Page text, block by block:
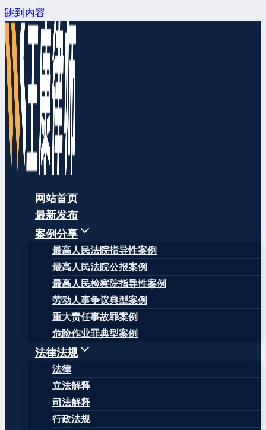
跳到内容
网站首页
最新发布
案例分享
最高人民法院指导性案例
最高人民法院公报案例
最高人民检察院指导性案例
劳动人事争议典型案例
重大责任事故罪案例
危险作业罪典型案例
法律法规
法律
立法解释
司法解释
行政法规